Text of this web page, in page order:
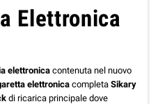
Elettronica
elettronicacontenuta nel nuovo
elettronica completa Sikary
di ricarica principale dove